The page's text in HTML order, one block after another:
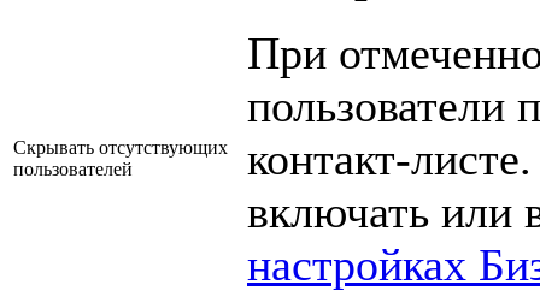
Скрывать отсутствующих
пользователей
При
пользователи
контакт-
включать или
настройках